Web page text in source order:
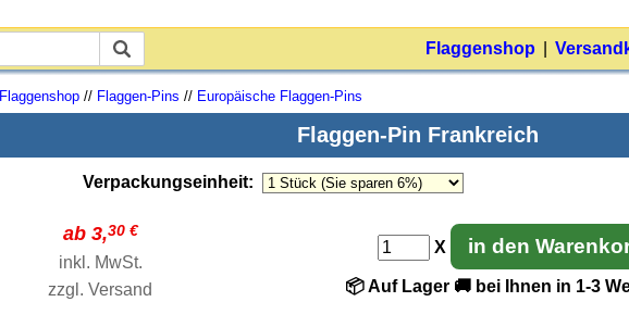
Flaggenshop
Flaggenshop // Flaggen-Pins // Europäische Flaggen-Pins
Flaggen-Pin Frankreich
Verpackungseinheit:
ab 3,30 €
inkl. MwSt.
zzgl. Versand
X in den
📦 Auf Lager 🚚 bei Ihnen in 1-3